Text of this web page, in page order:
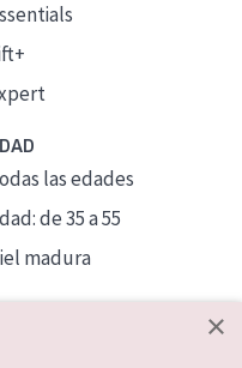
las edades
de 35 a 55
madura
×